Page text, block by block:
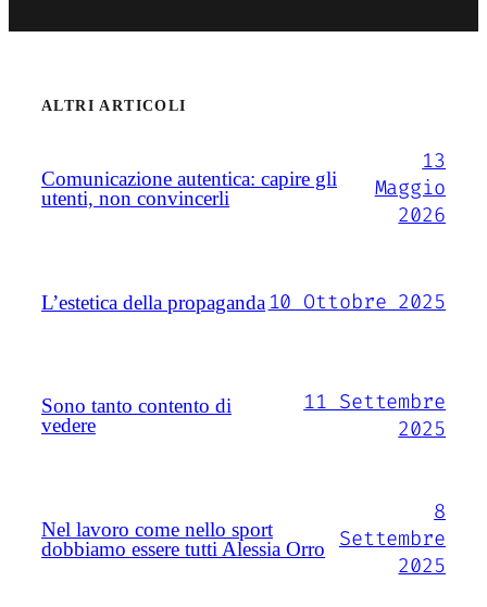
ALTRI ARTICOLI
Comunicazione autentica: capire gli
utenti, non convincerli
13
Maggio
2026
L’estetica della propaganda 10 Ottobre 2025
Sono tanto contento di
vedere
11 Settembre
2025
Nel lavoro come nello sport
dobbiamo essere tutti Alessia Orro
8
Settembre
2025